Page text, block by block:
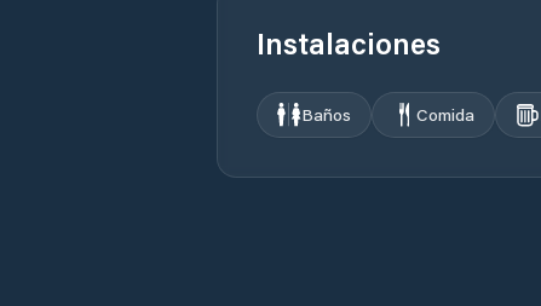
Instalaciones
Baños Comida